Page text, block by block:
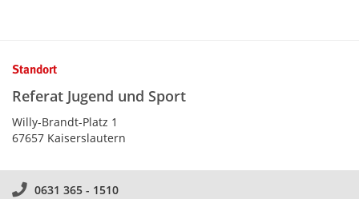
Standort
Referat Jugend und Sport
Willy-Brandt-Platz 1
67657 Kaiserslautern
0631 365 - 1510